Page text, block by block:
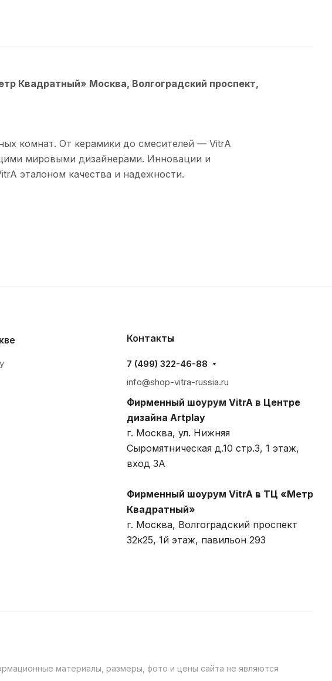
Квадратный» Москва, Волгоградский проспект,
комнат. От керамики до смесителей — VitrA
мировыми дизайнерами. Инновации и
эталоном качества и надежности.
Контакты
7 (499) 322-46-88
info@shop-vitra-russia.ru
Фирменный шоурум VitrA в Центре
дизайна Artplay
г. Москва, ул. Нижняя
Сыромятническая д.10 стр.3, 1 этаж,
вход 3A
Фирменный шоурум VitrA в ТЦ «Метр
Квадратный»
г. Москва, Волгоградский проспект
32к25, 1й этаж, павильон 293
материалы, размеры, фото и цены сайта не являются